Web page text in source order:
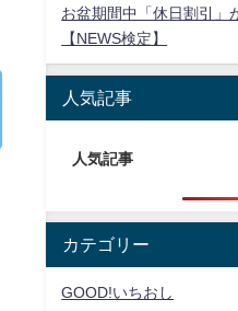
お盆期間中「休日割引」
【NEWS検定】
人気記事
人気記事
カテゴリー
GOOD!いちおし